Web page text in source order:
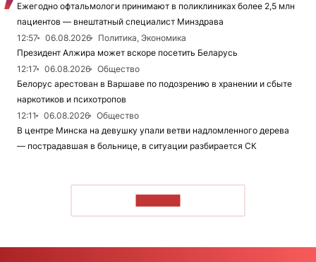
Ежегодно офтальмологи принимают в поликлиниках более 2,5 млн
пациентов — внештатный специалист Минздрава
12:57
06.08.2026
Политика, Экономика
Президент Алжира может вскоре посетить Беларусь
12:17
06.08.2026
Общество
Белорус арестован в Варшаве по подозрению в хранении и сбыте
наркотиков и психотропов
12:11
06.08.2026
Общество
В центре Минска на девушку упали ветви надломленного дерева
— пострадавшая в больнице, в ситуации разбирается СК